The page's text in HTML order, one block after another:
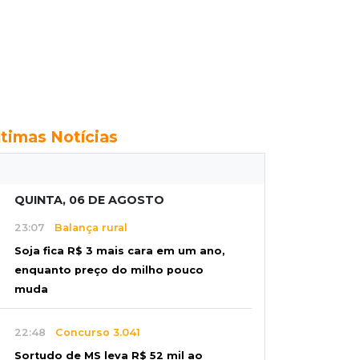
Notícias
QUINTA, 06 DE AGOSTO
23:07 Balança rural
Soja fica R$ 3 mais cara em um ano,
enquanto preço do milho pouco
muda
22:48 Concurso 3.041
Sortudo de MS leva R$ 52 mil ao